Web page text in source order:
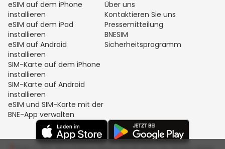
eSIM auf dem iPhone
installieren
eSIM auf dem iPad
installieren
eSIM auf Android
installieren
SIM-Karte auf dem iPhone
installieren
SIM-Karte auf Android
installieren
eSIM und SIM-Karte mit der
BNE-App verwalten
Über uns
Kontaktieren Sie uns
Pressemitteilung
BNESIM
Sicherheitsprogramm